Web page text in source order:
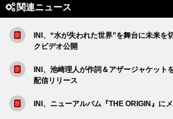
関連ニュース
INI、“水が失われた世界”を舞台に未来を
クビデオ公開
INI、池崎理人が作詞＆アザージャケット
配信リリース
INI、ニューアルバム『THE ORIGIN』に